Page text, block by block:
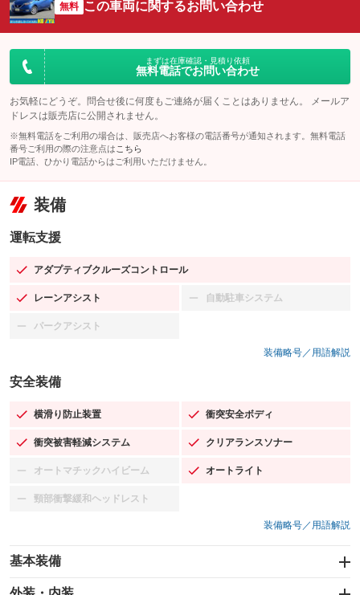
無料 この車両に関するお問い合わせ
まずは在庫確認・見積り依頼
無料電話でお問い合わせ
お気軽にどうぞ。問合せ後に何度もご連絡が届くことはありません。 メールア
ドレスは販売店に公開されません。
※無料電話をご利用の場合は、販売店へお客様の電話番号が通知されます。無料電話
番号ご利用の際の注意点は こちら
IP電話、ひかり電話からはご利用いただけません。
装備
運転支援
アダプティブクルーズコントロール
：装備あり
レーンアシスト
：装備あり 自動駐車システム
：装備なし
パークアシスト
：装備なし
装備略号／用語解説
安全装備
横滑り防止装置
：装備あり 衝突安全ボディ
：装備あり
衝突被害軽減システム
：装備あり クリアランスソナー
：装備あり
オートマチックハイビーム
：装備なし オートライト
：装備あり
頸部衝撃緩和ヘッドレスト
：装備なし
装備略号／用語解説
基本装備
エアバッグ：運転席/助手席